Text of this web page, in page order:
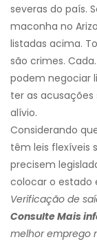
severas do país.
maconha no
listadas acima.
são crimes.
podem negociar
ter as acusações
alívio.
Considerando
têm leis flexíveis
precisem
colocar o estado
Verificação de
Consulte Mais
melhor emprego